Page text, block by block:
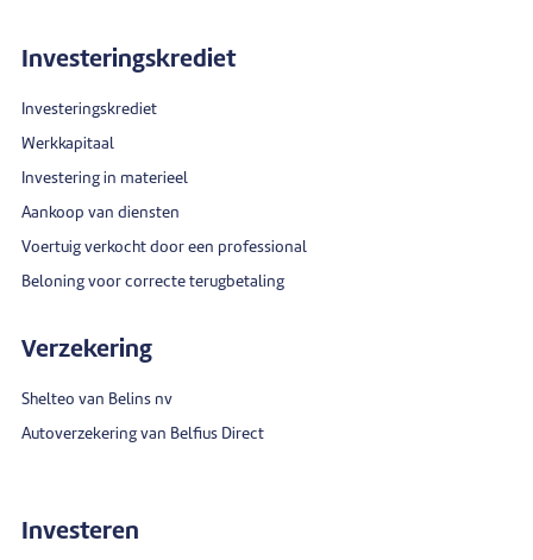
Investeringskrediet
Investeringskrediet
Werkkapitaal
Investering in materieel
Aankoop van diensten
Voertuig verkocht door een professional
Beloning voor correcte terugbetaling
Verzekering
Shelteo van Belins nv
Autoverzekering van Belfius Direct
Investeren